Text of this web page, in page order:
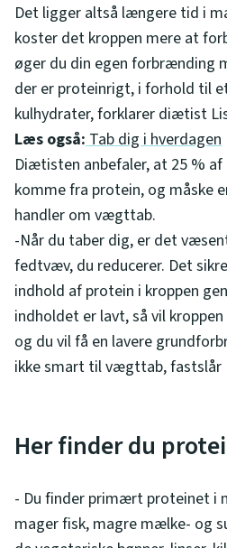
Det ligger altså længere tid i
koster det kroppen mere at
øger du din egen forbrænding
der er proteinrigt, i forhold til
kulhydrater, forklarer diætist
Læs også: Tab dig i hverdagen
Diætisten anbefaler, at 25 %
komme fra protein, og måske
handler om vægttab.
-Når du taber dig, er det
fedtvæv, du reducerer. Det
indhold af protein i kroppen
indholdet er lavt, så vil
og du vil få en lavere
ikke smart til vægttab, fastslår
Her finder du
- Du finder primært proteinet i
mager fisk, magre mælke- og